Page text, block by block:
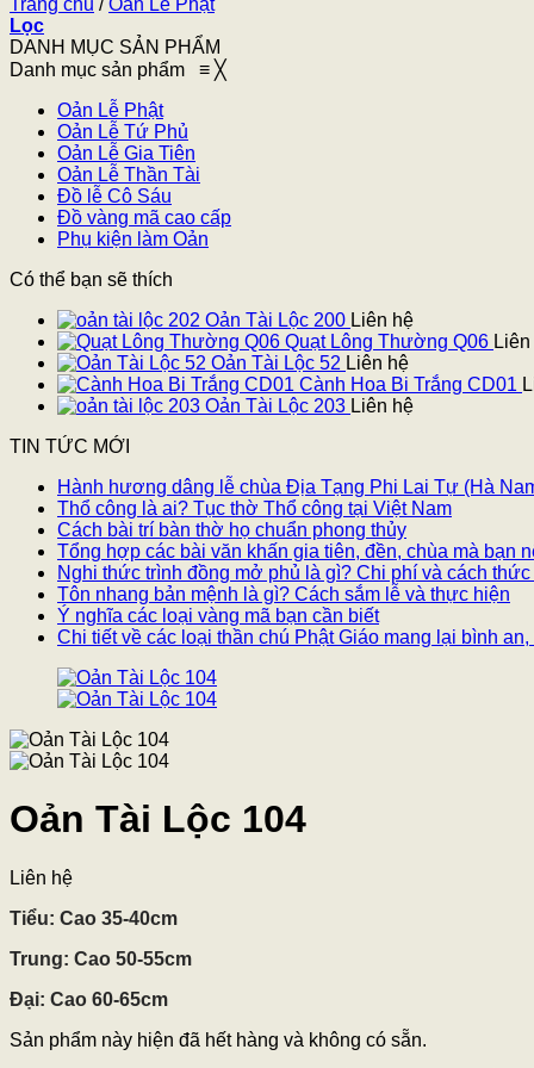
Trang chủ / Oản Lễ Phật
Lọc
DANH MỤC SẢN PHẨM
Danh mục sản phẩm ≡ ╳
Oản Lễ Phật
Oản Lễ Tứ Phủ
Oản Lễ Gia Tiên
Oản Lễ Thần Tài
Đồ lễ Cô Sáu
Đồ vàng mã cao cấp
Phụ kiện làm Oản
Có thể bạn sẽ thích
Oản Tài Lộc 200 Liên hệ
Quạt Lông Thường Q06
Oản Tài Lộc 52 Liên hệ
Cành Hoa Bi Trắng CD01
Oản Tài Lộc 203 Liên hệ
TIN TỨC MỚI
Hành hương dâng lễ chùa Địa Tạng Phi Lai Tự (Hà
Thổ công là ai? Tục thờ Thổ công tại Việt Nam
Cách bài trí bàn thờ họ chuẩn phong thủy
Tổng hợp các bài văn khấn gia tiên, đền, chùa mà bạn
Nghi thức trình đồng mở phủ là gì? Chi phí và cách thức
Tôn nhang bản mệnh là gì? Cách sắm lễ và thực hiện
Ý nghĩa các loại vàng mã bạn cần biết
Chi tiết về các loại thần chú Phật Giáo mang lại bình an,
Oản Tài Lộc 104
Liên hệ
Tiểu: Cao 35-40cm
Trung: Cao 50-55cm
Đại: Cao 60-65cm
Sản phẩm này hiện đã hết hàng và không có sẵn.